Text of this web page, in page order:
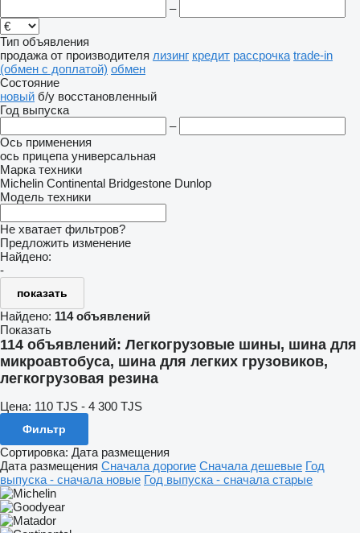
–
Тип объявления
продажа от производителя лизинг кредит рассрочка trade-in
(обмен с доплатой) обмен
Состояние
новый б/у восстановленный
Год выпуска
–
Ось применения
ось прицепа универсальная
Марка техники
Michelin Continental Bridgestone Dunlop
Модель техники
Не хватает фильтров?
Предложить изменение
Найдено:
-
показать
Найдено: 114 объявлений
Показать
114 объявлений: Легкогрузовые шины, шина для
микроавтобуса, шина для легких грузовиков,
легкогрузовая резина
Цена: 110 TJS - 4 300 TJS
Фильтр
Сортировка: Дата размещения
Дата размещения Сначала дорогие Сначала дешевые Год
выпуска - сначала новые Год выпуска - сначала старые